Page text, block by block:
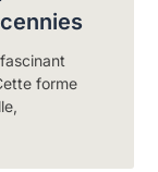
forme